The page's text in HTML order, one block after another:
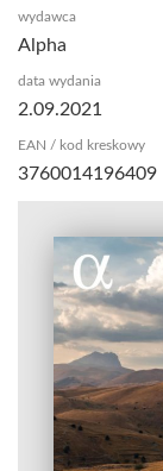
wydawca
Alpha
data wydania
2.09.2021
EAN / kod kreskowy
3760014196409